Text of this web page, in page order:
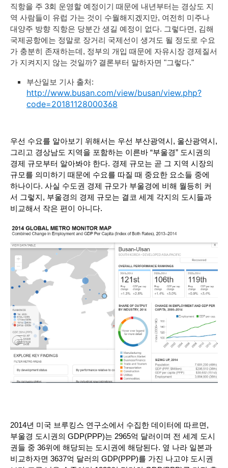
직항을 주 3회 운영할 예정이기 때문에 내년부터는 경상도 지
역 사람들이 유럽 가는 것이 수월해지겠지만, 여전히 미주나
대양주 방향 직항은 당분간 생길 예정이 없다. 그렇다면, 김해
국제공항에는 정말로 장거리 국제선이 생겨도 될 정도로 수요
가 충분히 존재하는데, 정부의 개입 때문에 자유시장 경제질서
가 지켜지지 않는 것일까? 결론부터 말하자면 "그렇다."
http://www.busan.com/view/busan/view.php?
code=20181128000368
우선 수요를 알아보기 위해서는 우선 부산광역시, 울산광역시,
그리고 경상남도 지역을 포함하는 이른바 “부울경” 도시권의
경제 규모부터 알아봐야 한다. 경제 규모는 곧 그 지역 시장의
규모를 의미하기 때문에 수요를 따질 때 중요한 요소들 중에
하나이다. 사실 수도권 경제 규모가 부울경에 비해 월등히 커
서 그렇지, 부울경의 경제 규모는 결코 세계 각지의 도시들과
비교해서 작은 편이 아니다.
2014년 미국 브루킹스 연구소에서 수집한 데이터에 따르면,
부울경 도시권의 GDP(PPP)는 2965억 달러이며 전 세계 도시
권들 중 36위에 해당되는 도시권에 해당된다. 옆 나라 일본과
비교하자면 3637억 달러의 GDP(PPP)를 가진 나고야 도시권